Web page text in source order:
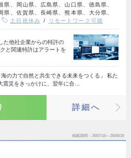
県、岡山県、広島県、山口県、徳島県、
県、佐賀県、長崎県、熊本県、大分県、
土日祝休み リモートワーク可能
た他社企業からの特許の
と関連特許はアラートを
の力で自然と共生できる未来をつくる」 私た
震災をきっかけに、翌年に合…
詳細へ
掲載期間 26/07/16～26/08/19